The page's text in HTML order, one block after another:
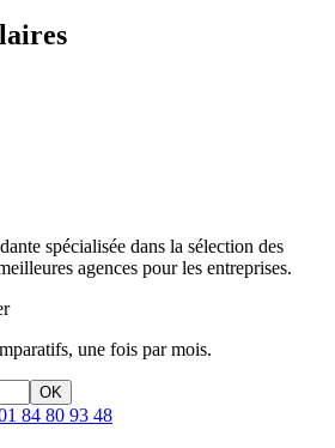
spécialisée dans la sélection des
agences pour les entreprises.
une fois par mois.
OK
84 80 93 48